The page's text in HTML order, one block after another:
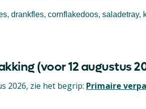
drankfles, cornflakedoos,
(voor 12 augustus
2026, zie het begrip: Primaire